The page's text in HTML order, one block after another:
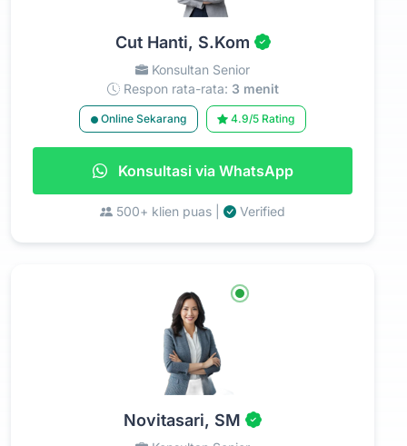
Cut Hanti, S.Kom
Konsultan Senior
Respon rata-rata: 3 menit
Online Sekarang 4.9/5 Rating
Konsultasi via WhatsApp
500+ klien puas | Verified
Novitasari, SM